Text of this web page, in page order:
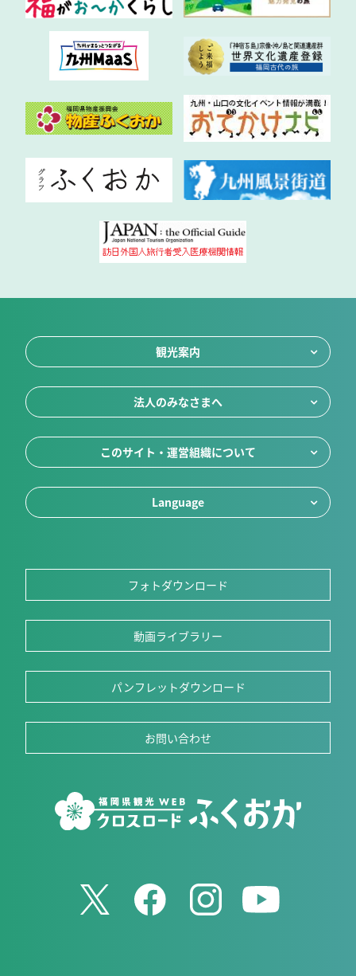
観光案内
法人のみなさまへ
このサイト・運営組織について
Language
フォトダウンロード
動画ライブラリー
パンフレットダウンロード
お問い合わせ